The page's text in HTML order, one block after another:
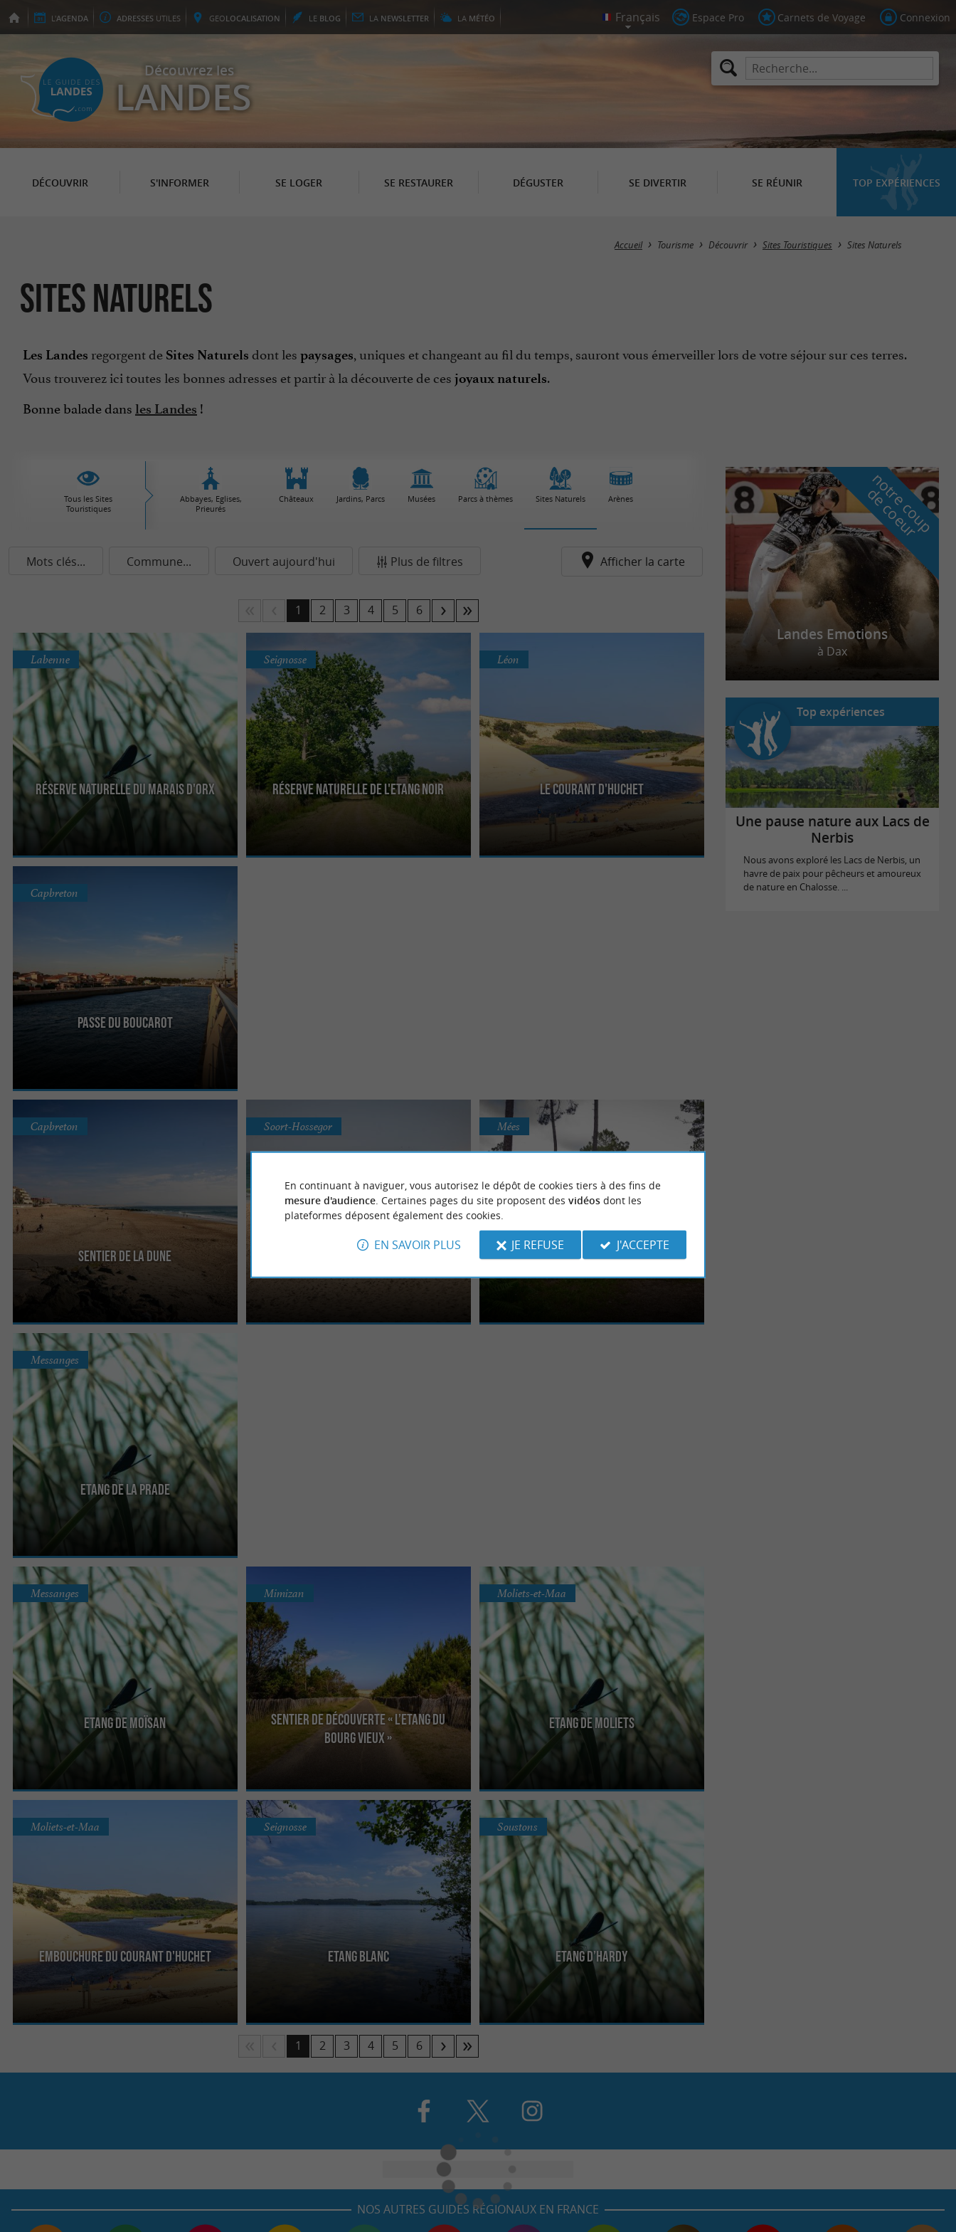
L'AGENDA ADRESSES UTILES GEOLOCALISATION LE BLOG LA NEWSLETTER LA MÉTÉO Espace Pro Carnets de Voyage Connexion
Découvrez les
LANDES
DÉCOUVRIR S'INFORMER SE LOGER SE RESTAURER DÉGUSTER SE DIVERTIR SE RÉUNIR TOP EXPÉRIENCES
Masquer la carte
Accueil Tourisme Découvrir Sites Touristiques Sites Naturels
Sites Naturels
Les Landes regorgent de Sites Naturels dont les paysages, uniques et changeant au fil du temps, sauront vous émerveiller lors de votre séjour sur ces terres.
Vous trouverez ici toutes les bonnes adresses et partir à la découverte de ces joyaux naturels.
Bonne balade dans les Landes !
Tous les Sites
Touristiques
Abbayes, Eglises,
Prieurés
Châteaux Jardins, Parcs Musées Parcs à thèmes Sites Naturels Arènes
Mots clés... Commune... Ouvert aujourd'hui Plus de filtres Afficher la carte
1 2 3 4 5 6
Réserve Naturelle du Marais D'Orx
Labenne
À proximité de Capbreton et du littoral landais, le
Marais d’Orx est un site ornithologique très
important. En ...
Réserve Naturelle de l'Etang Noir
Seignosse
À Seignosse, la Réserve Naturelle de l’Étang Noir
Le Courant d'Huchet
Léon
Le Courant d’Huchet est un cours d’eau qui rejoint
le lac de Léon à l’océan. Le lac regroupe les eaux
Passe du Boucarot
Capbreton
À Capbreton, la Passe du Boucarot est un lieu à
Sentier de la Dune
Capbreton
Le Sentier de la Dune se situe à Capbreton. Cette
promenade le long du littoral vous offre une vue
incroyable sur ...
La Côte Sauvage
Soort-Hossegor
pour ses spots de surf et les compétitions qui
Les tourbières de l’Estanque
Mées
écosystème très spécifique à deux pas de la ville
Etang de la Prade
Messanges
Entre Moliets-et-Maa et Messanges, l’Étang de la
Prade est relié à l’Étang de Moliets par le
Ruisseau de ...
Etang de Moïsan
Messanges
Entre la plage et le village de Messanges, l’Étang
de Moïsan est un espace de détente et de calme,
au cœur de ...
Sentier de découverte « l’Etang du
Bourg Vieux »
Mimizan
De nombreux courants et ruisseaux rejoignent
l’océan et sillonnent les abords du littoral. Des lacs
Etang de Moliets
Moliets-et-Maa
En plus de sa longue plage sur l’océan, la station
balnéaire de Moliets-et-Maa dispose d’un plan
Embouchure du Courant d'Huchet
Moliets-et-Maa
Entre le Lac de Léon et l’océan, le Courant
d’Huchet est un écosystème préservé et atypique.
Etang Blanc
Seignosse
L’Étang Blanc est un grand plan d’eau, situé entre
Etang d’Hardy
Soustons
L’Étang d’Hardy fait partie de ce « réseau » de lacs
qui longent le littoral landais. À proximité de ...
1 2 3 4 5 6
n
o
t
r
e
c
o
u
p
d
e
c
o
e
u
r
Landes Emotions
à Dax
Top expériences
Une pause nature aux Lacs de
Nerbis
Nous avons exploré les Lacs de Nerbis, un
havre de paix pour pêcheurs et amoureux
de nature en Chalosse. ...
NOS AUTRES GUIDES RÉGIONAUX EN FRANCE
En continuant à naviguer, vous autorisez le dépôt de cookies tiers à des fins de
mesure d'audience. Certaines pages du site proposent des vidéosdont les
plateformes déposent également des cookies.
EN SAVOIR PLUS JE REFUSE J'ACCEPTE